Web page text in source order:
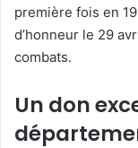
première fois en
d’honneur le 29
combats.
Un don